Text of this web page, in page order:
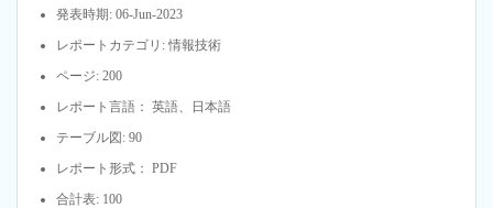
発表時期: 06-Jun-2023
レポートカテゴリ: 情報技術
ページ: 200
レポート言語： 英語、日本語
テーブル図: 90
レポート形式： PDF
合計表: 100